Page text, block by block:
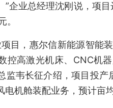
”企业总经理沈刚说，项
。
目，惠尔信新能源智能
控高激光机床、CNC机
监韦长征介绍，项目投
电机舱装配业务，预计亩